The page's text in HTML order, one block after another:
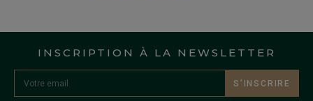
INSCRIPTION À LA NEWSLETTER
S’INSCRIRE